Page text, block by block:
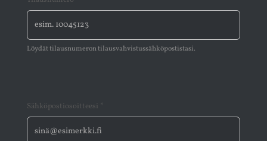
Löydät tilausnumeron tilausvahvistussähköpostistasi.
Sähköpostiosoitteesi *